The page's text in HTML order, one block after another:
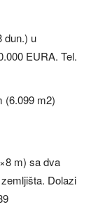
dun.) u
EURA. Tel.
(6.099 m2)
m) sa dva
Dolazi